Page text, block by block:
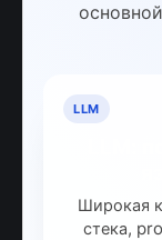
LLM
Широкая
стека,